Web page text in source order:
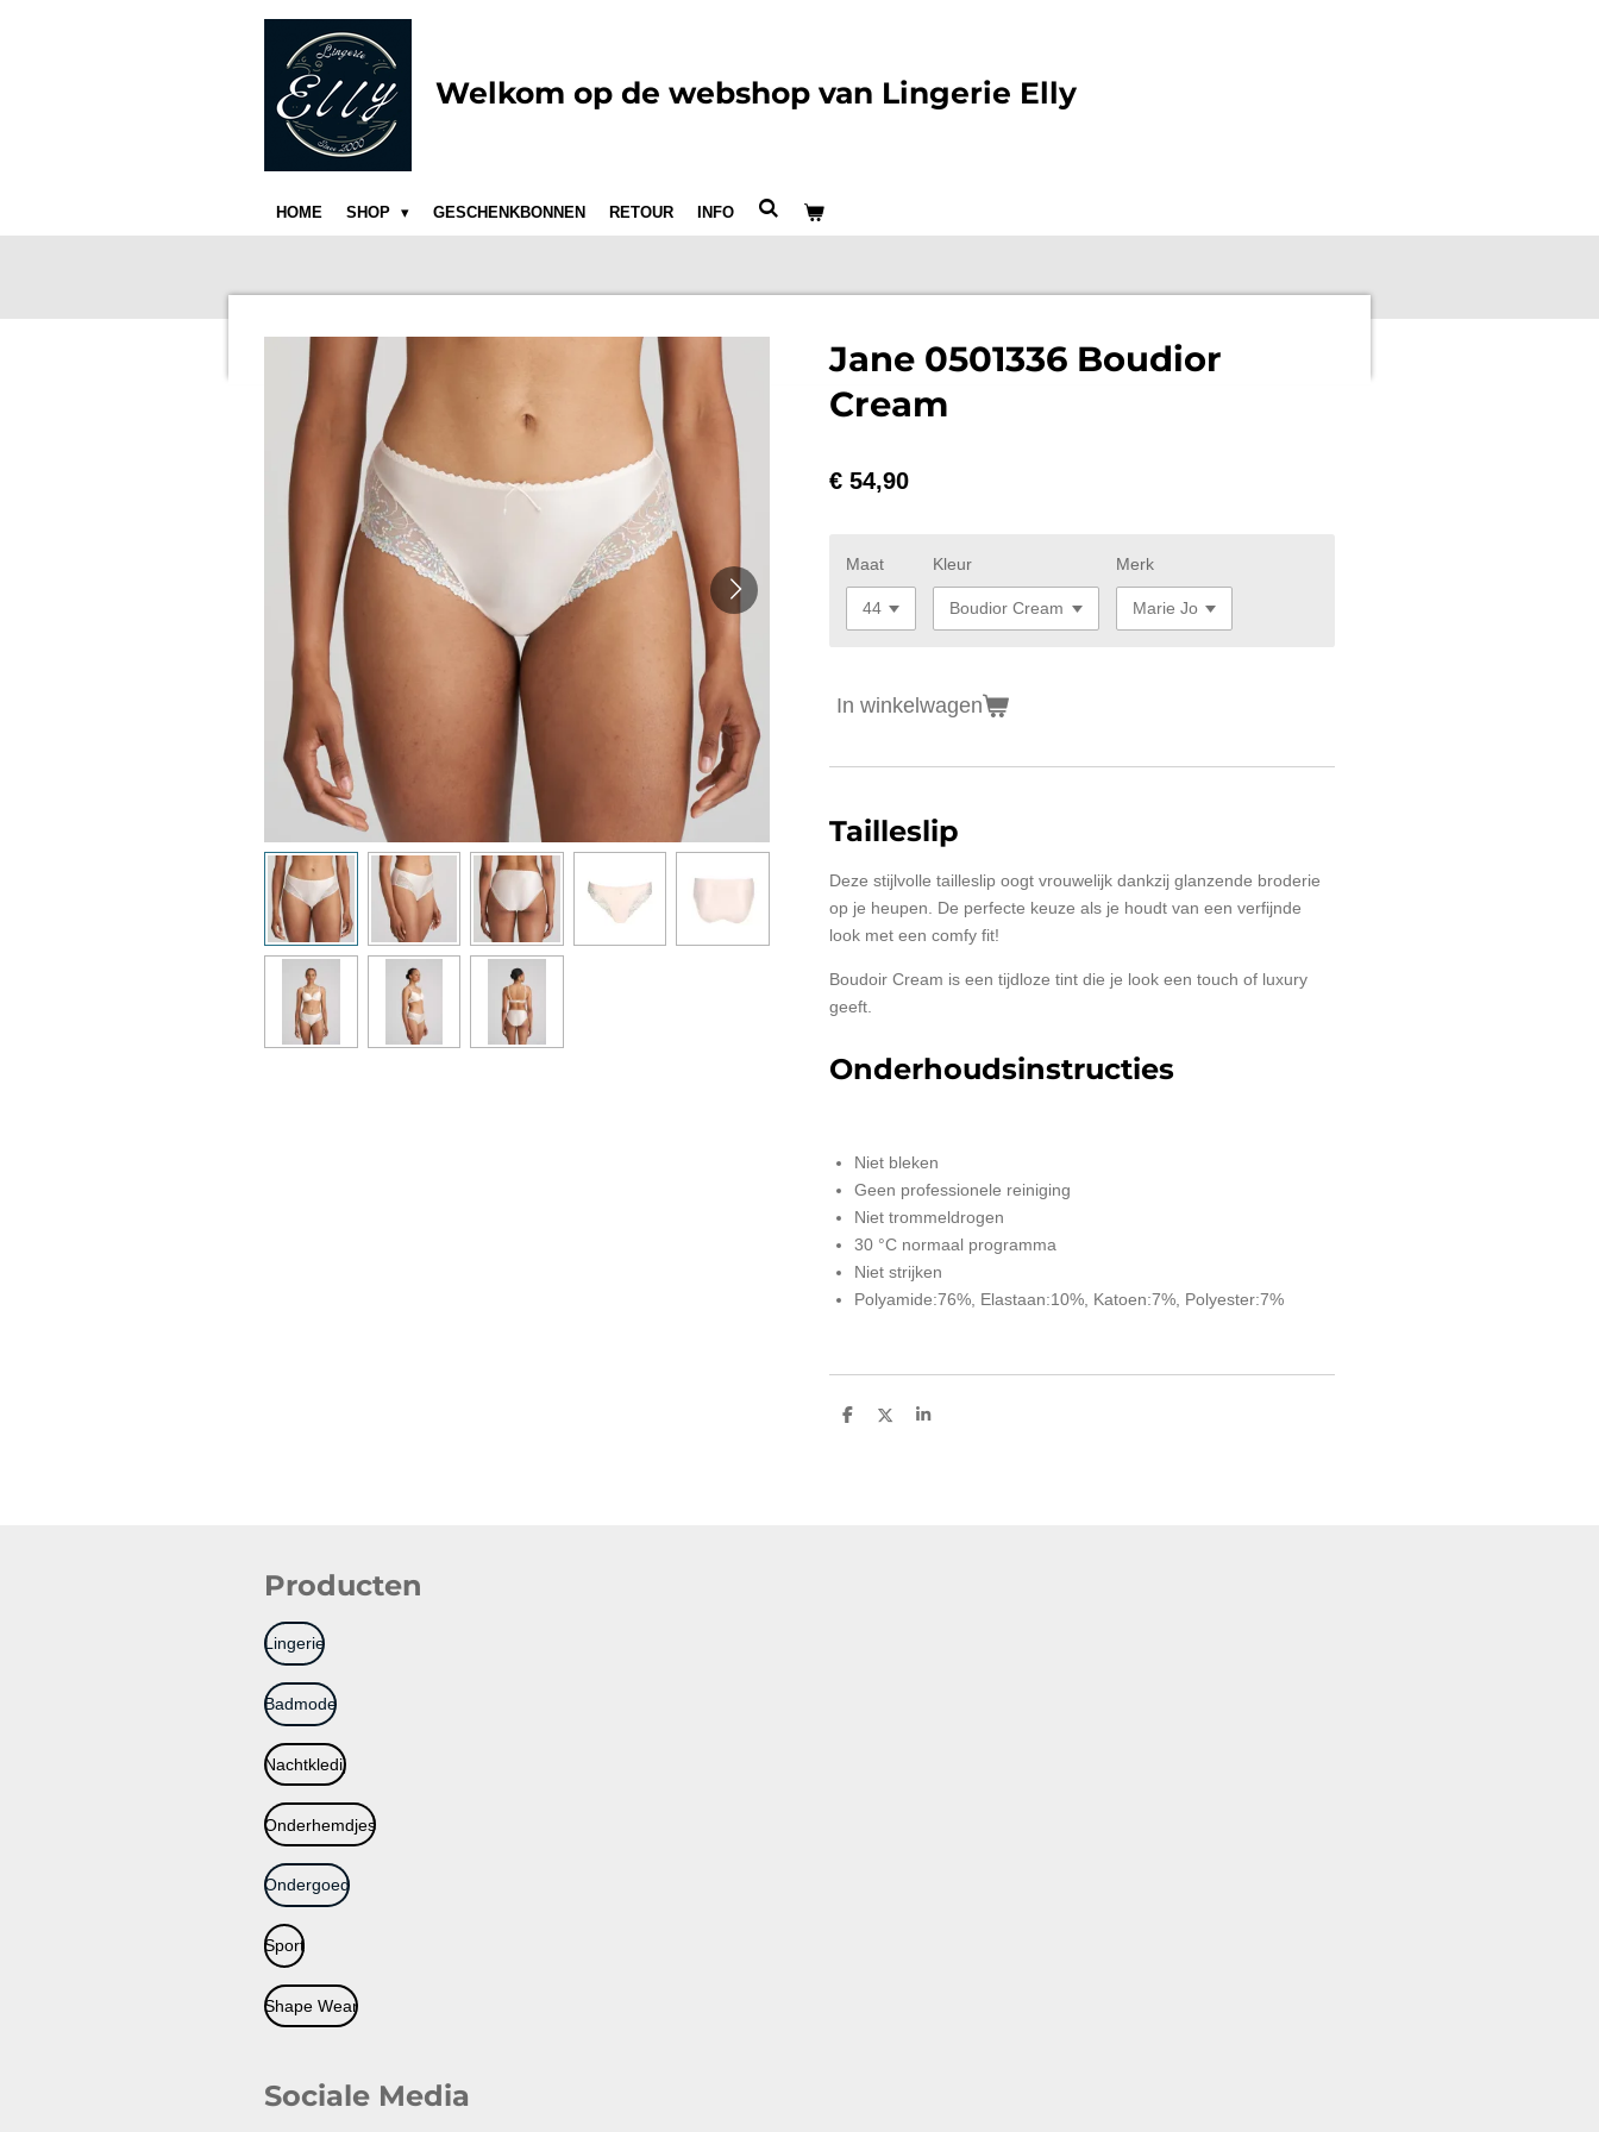
Welkom op de webshop van Lingerie Elly
HOME SHOP GESCHENKBONNEN RETOUR INFO
Jane 0501336 Boudior
Cream
€ 54,90
Maat Kleur Merk
In winkelwagen
Tailleslip
Deze stijlvolle tailleslip oogt vrouwelijk dankzij glanzende broderie
op je heupen. De perfecte keuze als je houdt van een verfijnde
look met een comfy fit!
Boudoir Cream is een tijdloze tint die je look een touch of luxury
geeft.
Onderhoudsinstructies
Niet bleken
Geen professionele reiniging
Niet trommeldrogen
30 °C normaal programma
Niet strijken
Polyamide:76%, Elastaan:10%, Katoen:7%, Polyester:7%
D
D
S
Producten
Lingerie
Badmode
Nachtkledij
Onderhemdjes
Ondergoed
Sport
Shape Wear
Sociale Media